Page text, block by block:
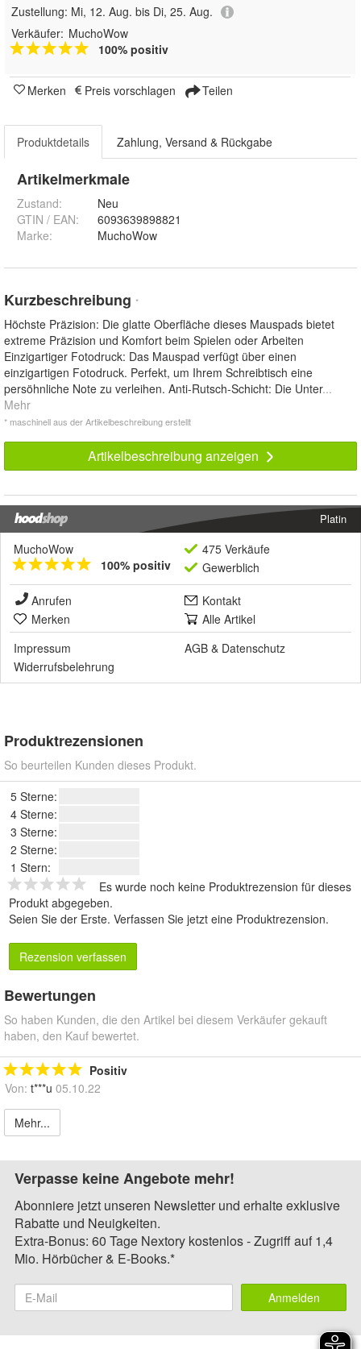
Zustellung: Mi, 12. Aug. bis Di, 25. Aug.
Verkäufer: MuchoWow
100% positiv
Merken Preis vorschlagen Teilen
Produktdetails Zahlung, Versand & Rückgabe
Artikelmerkmale
Zustand:
Neu
GTIN / EAN:
6093639898821
Marke:
MuchoWow
Kurzbeschreibung *
Höchste Präzision: Die glatte Oberfläche dieses Mauspads bietet
extreme Präzision und Komfort beim Spielen oder Arbeiten
Einzigartiger Fotodruck: Das Mauspad verfügt über einen
einzigartigen Fotodruck. Perfekt, um Ihrem Schreibtisch eine
persöhnliche Note zu verleihen. Anti-Rutsch-Schicht: Die Unter...
Mehr
* maschinell aus der Artikelbeschreibung erstellt
Artikelbeschreibung anzeigen
Platin
MuchoWow
100% positiv
475 Verkäufe
Gewerblich
Anrufen
Kontakt
Merken
Alle Artikel
Impressum
AGB & Datenschutz
Widerrufsbelehrung
Produktrezensionen
So beurteilen Kunden dieses Produkt.
5 Sterne:
4 Sterne:
3 Sterne:
2 Sterne:
1 Stern:
Es wurde noch keine Produktrezension für dieses
Produkt abgegeben.
Seien Sie der Erste. Verfassen Sie jetzt eine Produktrezension.
Rezension verfassen
Bewertungen
So haben Kunden, die den Artikel bei diesem Verkäufer gekauft
haben, den Kauf bewertet.
Positiv
Von: t***u 05.10.22
Mehr...
Verpasse keine Angebote mehr!
Abonniere jetzt unseren Newsletter und erhalte exklusive
Rabatte und Neuigkeiten.
Extra-Bonus: 60 Tage Nextory kostenlos - Zugriff auf 1,4
Mio. Hörbücher & E-Books.*
Anmelden